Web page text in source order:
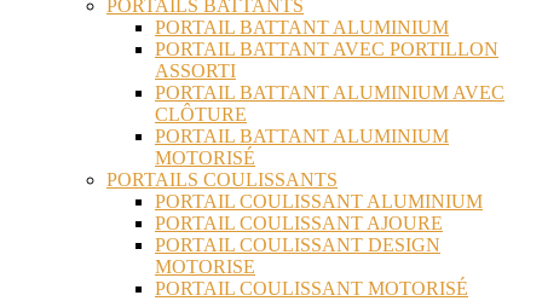
PORTAILS BATTANTS
PORTAIL BATTANT ALUMINIUM
PORTAIL BATTANT AVEC PORTILLON
ASSORTI
PORTAIL BATTANT ALUMINIUM AVEC
CLÔTURE
PORTAIL BATTANT ALUMINIUM
MOTORISÉ
PORTAILS COULISSANTS
PORTAIL COULISSANT ALUMINIUM
PORTAIL COULISSANT AJOURE
PORTAIL COULISSANT DESIGN
MOTORISE
PORTAIL COULISSANT MOTORISÉ